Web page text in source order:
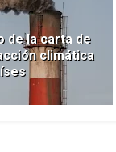
de la carta de
climática